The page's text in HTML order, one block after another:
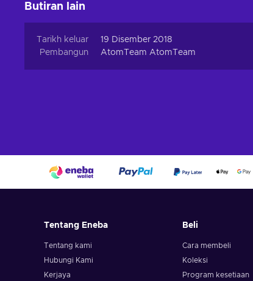
Butiran lain
Tarikh keluar
19 Disember 2018
Pembangun
AtomTeam AtomTeam
Tentang Eneba
Tentang kami
Hubungi Kami
Kerjaya
Beli
Cara membeli
Koleksi
Program kesetiaan